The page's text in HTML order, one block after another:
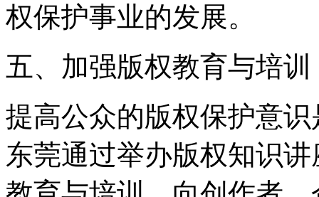
权保护事业的发展。
五、加强版权教育与培训
提高公众的版权保护意
东莞通过举办版权知识